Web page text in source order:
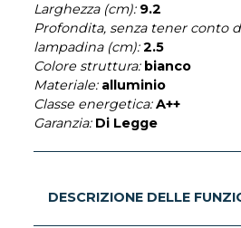
Larghezza (cm): 9.2
Profondita, senza tener conto
lampadina (cm): 2.5
Colore struttura: bianco
Materiale: alluminio
Classe energetica: A++
Garanzia: Di Legge
DESCRIZIONE DELLE